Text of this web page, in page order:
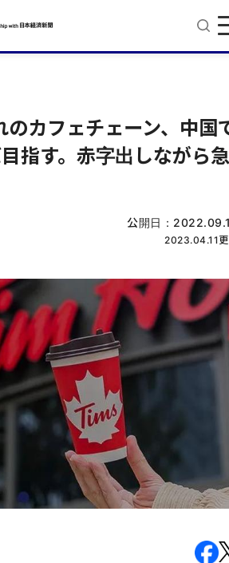
のカフェチェーン、中国
指す。赤字出しながら急
公開日：
2023.04.11